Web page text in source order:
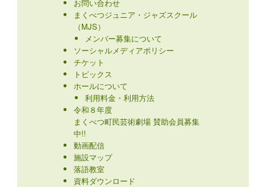
お問い合わせ
まくべつジュニア・ジャズスクール
（MJS）
メンバー募集について
ソーシャルメディアポリシー
チケット
トピックス
ホールについて
利用料金・利用方法
令和８年度
まくべつ町民芸術劇場 賛助会員募集
中!!
動画配信
施設マップ
落語教室
資料ダウンロード